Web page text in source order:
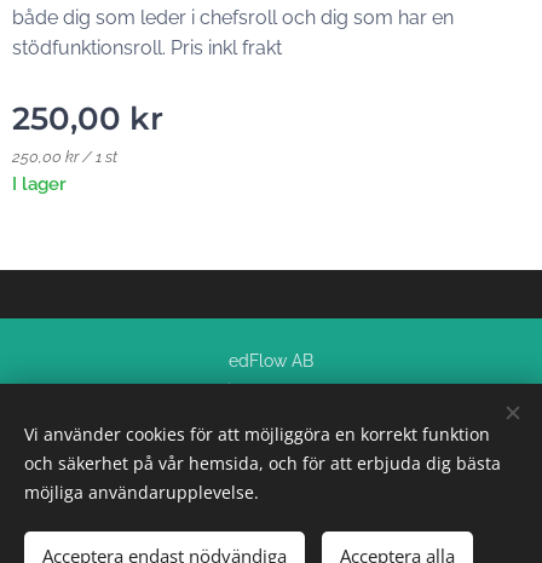
både dig som leder i chefsroll och dig som har en
stödfunktionsroll. Pris inkl frakt
250,00 kr
250,00 kr / 1 st
I lager
Lägg i kundvagnen
edFlow AB
Cookies
Vi använder cookies för att möjliggöra en korrekt funktion
och säkerhet på vår hemsida, och för att erbjuda dig bästa
möjliga användarupplevelse.
Acceptera endast nödvändiga Acceptera alla